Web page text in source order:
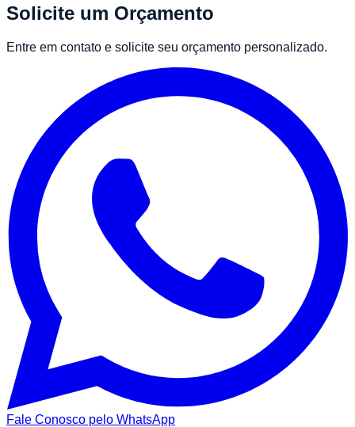
Solicite um Orçamento
Entre em contato e solicite seu orçamento personalizado.
Fale Conosco pelo WhatsApp